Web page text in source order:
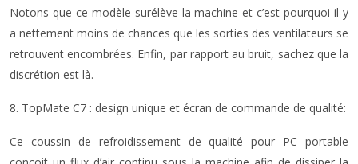
Notons que ce modèle surélève la machine et c’est pourquoi il y
a nettement moins de chances que les sorties des ventilateurs se
retrouvent encombrées. Enfin, par rapport au bruit, sachez que la
discrétion est là.
8. TopMate C7 : design unique et écran de commande de qualité:
Ce coussin de refroidissement de qualité pour PC portable